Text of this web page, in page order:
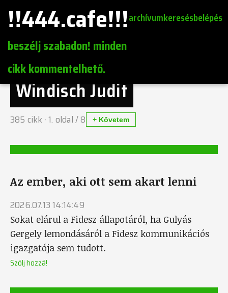
!!444.cafe!!!
beszélj szabadon! minden
cikk kommentelhető.
archívumkeresésbelépés
Windisch Judit
385 cikk · 1. oldal /8 + Követem
Az ember, aki ott sem akart lenni
2026.07.13 14:14:49
Sokat elárul a Fidesz állapotáról, ha Gulyás
Gergely lemondásáról a Fidesz kommunikációs
igazgatója sem tudott.
Szólj hozzá!